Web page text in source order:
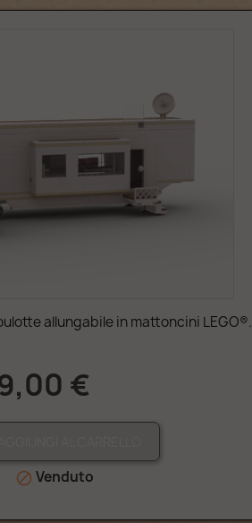
allungabile in mattoncini LEGO®.
€
 Venduto